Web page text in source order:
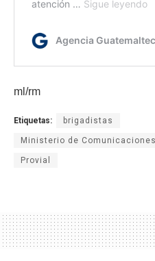
ml/rm
Etiquetas: brigadistas
Ministerio de
Provial